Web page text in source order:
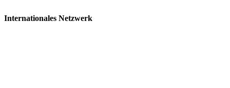
Internationales Netzwerk